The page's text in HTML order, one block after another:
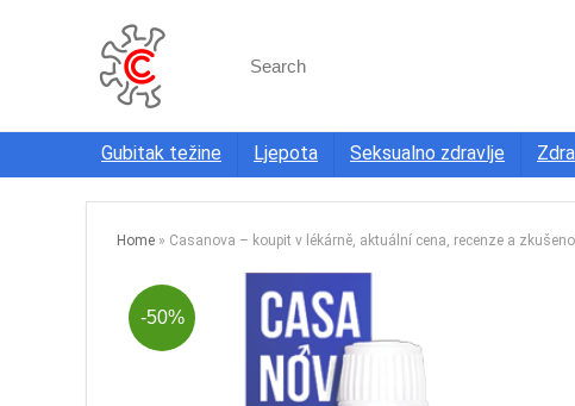
for:
Gubitak težine Ljepota Seksualno zdravlje
Home » Casanova – koupit v lékárně, aktuální cena, recenze a
-50%